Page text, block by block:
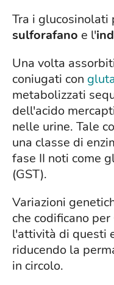
Tra i
sulforafano e l'
Una volta
coniugati con
metabolizzati
dell'acido
nelle urine. Tale
una classe di
fase II noti come
(GST).
Variazioni
che codificano
l'attività di questi
riducendo la
in circolo.